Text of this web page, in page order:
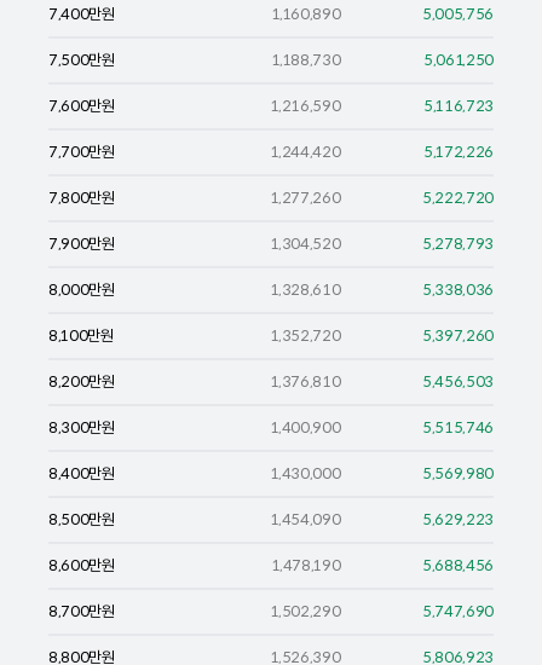
7,400만원 1,160,890 5,005,756
7,500만원 1,188,730 5,061,250
7,600만원 1,216,590 5,116,723
7,700만원 1,244,420 5,172,226
7,800만원 1,277,260 5,222,720
7,900만원 1,304,520 5,278,793
8,000만원 1,328,610 5,338,036
8,100만원 1,352,720 5,397,260
8,200만원 1,376,810 5,456,503
8,300만원 1,400,900 5,515,746
8,400만원 1,430,000 5,569,980
8,500만원 1,454,090 5,629,223
8,600만원 1,478,190 5,688,456
8,700만원 1,502,290 5,747,690
8,800만원 1,526,390 5,806,923